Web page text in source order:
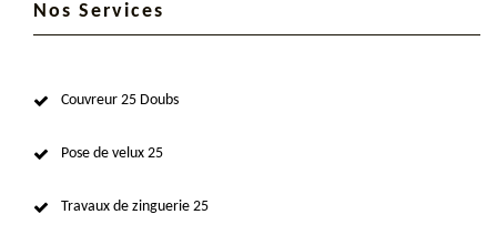
Nos Services
Couvreur 25 Doubs
Pose de velux 25
Travaux de zinguerie 25